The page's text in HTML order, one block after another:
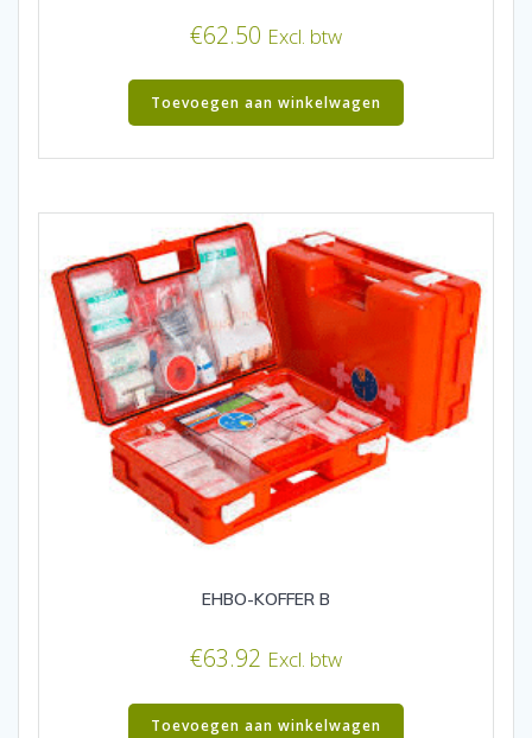
€62.50 Excl. btw
Toevoegen aan winkelwagen
EHBO-KOFFER B
€63.92 Excl. btw
Toevoegen aan winkelwagen